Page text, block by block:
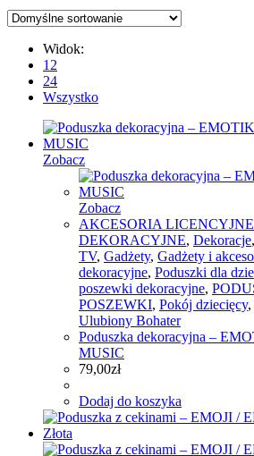
Widok:
12
24
Wszystko
Zobacz
Zobacz
AKCESORIA LICENCYJNE
DEKORACYJNE, Dekoracje,
TV, Gadżety, Gadżety i
dekoracyjne, Poduszki dla
poszewki dekoracyjne,
POSZEWKI, Pokój dziecięcy,
Ulubiony Bohater
Poduszka dekoracyjna –
MUSIC
79,00zł
Dodaj do koszyka